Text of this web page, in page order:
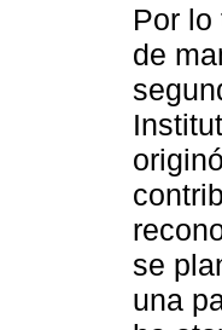
Por
de
se
una